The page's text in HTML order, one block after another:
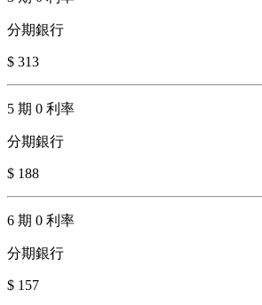
分期銀行
$ 313
5 期 0 利率
分期銀行
$ 188
6 期 0 利率
分期銀行
$ 157